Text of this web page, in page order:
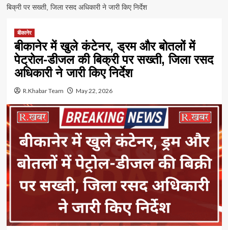
बिक्री पर सख्ती, जिला रसद अधिकारी ने जारी किए निर्देश
बीकानेर
बीकानेर में खुले कंटेनर, ड्रम और बोतलों में
पेट्रोल-डीजल की बिक्री पर सख्ती, जिला रसद
अधिकारी ने जारी किए निर्देश
R.Khabar Team May 22, 2026